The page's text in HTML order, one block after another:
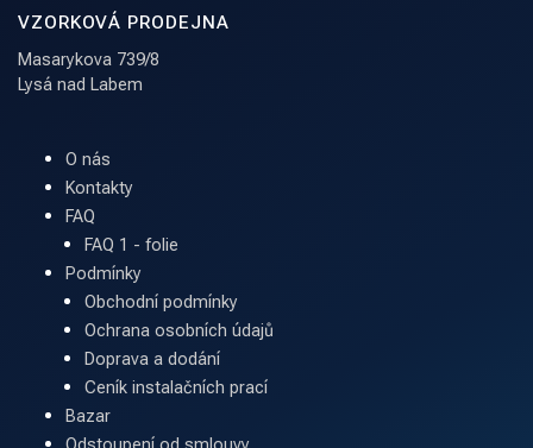
VZORKOVÁ PRODEJNA
Masarykova 739/8
Lysá nad Labem
O nás
Kontakty
FAQ
FAQ 1 - folie
Podmínky
Obchodní podmínky
Ochrana osobních údajů
Doprava a dodání
Ceník instalačních prací
Bazar